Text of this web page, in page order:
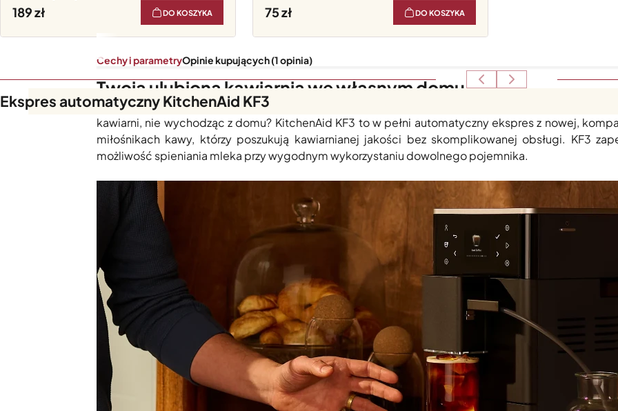
189 DO KOSZYKA 75 DO KOSZYKA
Ekspres automatyczny KitchenAid KF3
Cechy i parametryOpinie kupujących (1 opinia)
Twoja ulubiona kawiarnia we własnym domu
Masz dość skomplikowanych ekspresów, które wymagają baristycznej wiedzy, a jednocześnie
kawiarni, nie wychodząc z domu? KitchenAid KF3 to w pełni automatyczny ekspres z nowej,
miłośnikach kawy, którzy poszukują kawiarnianej jakości bez skomplikowanej obsługi. KF3
możliwość spieniania mleka przy wygodnym wykorzystaniu dowolnego pojemnika.